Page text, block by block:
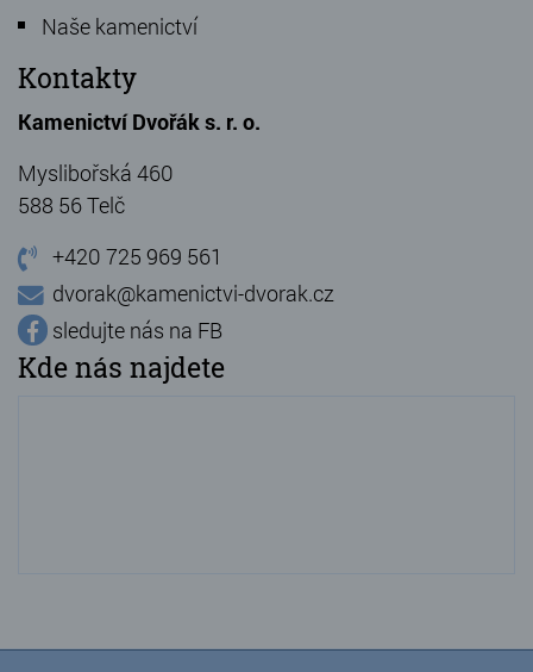
Naše kamenictví
Kontakty
Kamenictví Dvořák s. r. o.
Myslibořská 460
588 56 Telč
+420 725 969 561
dvorak@kamenictvi-dvorak.cz
sledujte nás na FB
Kde nás najdete